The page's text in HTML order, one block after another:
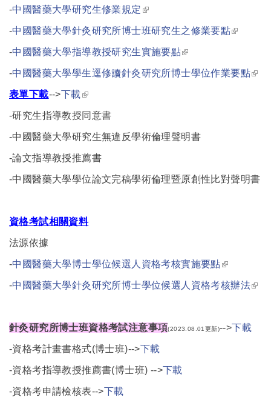
-中國醫藥大學研究生修業規定 (link is external)
-中國醫藥大學針灸研究所博士班研究生之修業要點 (link is
-中國醫藥大學指導教授研究生實施要點 (link is external)
-中國醫藥大學學生逕修讀針灸研究所博士學位作業要點
表單下載-->下載 (link is external)
-研究生指導教授同意書
-中國醫藥大學研究生無違反學術倫理聲明書
-論文指導教授推薦書
-中國醫藥大學學位論文完稿學術倫理暨原創性比對聲明書
資格考試相關資料
法源依據
-中國醫藥大學博士學位候選人資格考核實施要點 (link is
-中國醫藥大學針灸研究所博士學位候選人資格考核辦法
針灸研究所博士班資格考試注意事項(2023.08.01更新)-->下載
-資格考計畫書格式(博士班)-->下載
-資格考指導教授推薦書(博士班) -->下載
-資格考申請檢核表-->下載